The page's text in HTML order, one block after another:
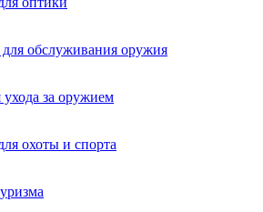
обслуживания оружия
ухода за оружием
охоты и спорта